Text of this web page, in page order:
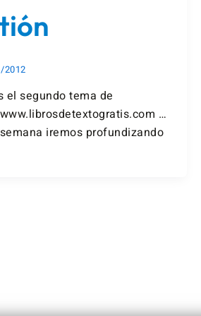
2012
el segundo tema de
…
iremos profundizando